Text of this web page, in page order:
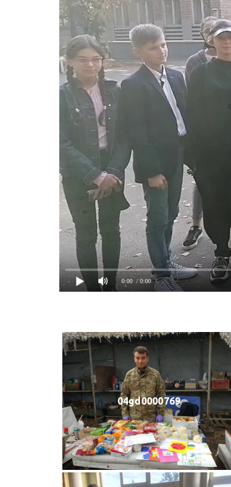
0:00 / 0:00
04gd0000769